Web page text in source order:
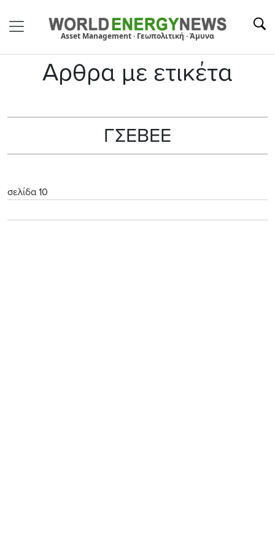
Asset Management · Γεωπολιτική · Άμυνα
Αρθρα με ετικέτα
ΓΣΕΒΕΕ
σελίδα 10